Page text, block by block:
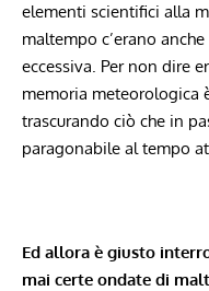
elementi scientifici alla
maltempo c’erano
eccessiva. Per non dire
memoria meteorologica
trascurando ciò che in
paragonabile al tempo
Ed allora è giusto
mai certe ondate di